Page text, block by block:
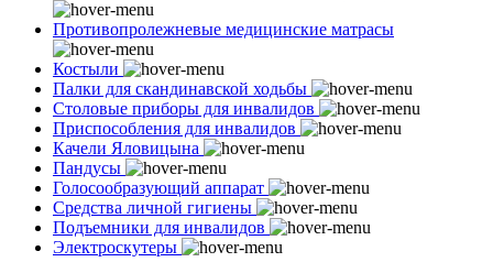
Противопролежневые медицинские матрасы
Костыли
Палки для скандинавской ходьбы
Столовые приборы для инвалидов
Приспособления для инвалидов
Качели Яловицына
Пандусы
Голосообразующий аппарат
Средства личной гигиены
Подъемники для инвалидов
Электроскутеры